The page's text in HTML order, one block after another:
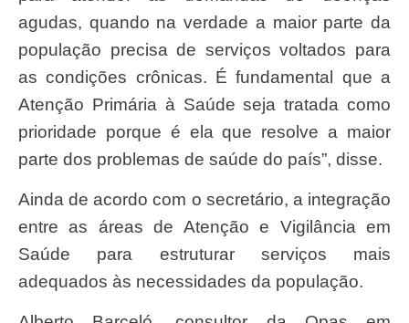
agudas, quando na verdade a maior parte da
população precisa de serviços voltados para
as condições crônicas. É fundamental que a
Atenção Primária à Saúde seja tratada como
prioridade porque é ela que resolve a maior
parte dos problemas de saúde do país”, disse.
Ainda de acordo com o secretário, a integração
entre as áreas de Atenção e Vigilância em
Saúde para estruturar serviços mais
adequados às necessidades da população.